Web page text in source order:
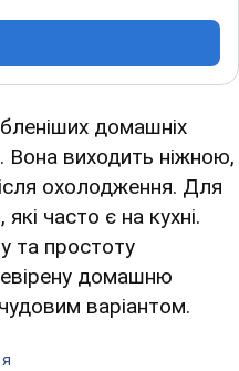
домашніх
Вона виходить ніжною,
охолодження. Для
часто є на кухні.
та простоту
домашню
варіантом.